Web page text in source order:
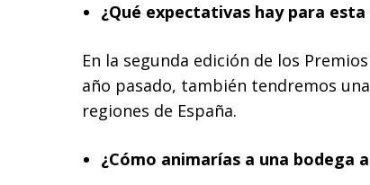
¿Qué expectativas hay para
En la segunda edición de los
año pasado, también tendremos
regiones de España.
¿Cómo animarías a una bodega